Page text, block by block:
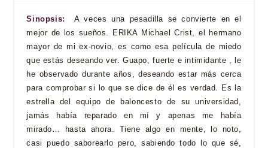
Sinopsis:
A veces una pesadilla se convierte en el
mejor de los sueños. ERIKA Michael Crist, el hermano
mayor de mi ex-novio, es como esa película de miedo
que estás deseando ver. Guapo, fuerte e intimidante , le
he observado durante años, deseando estar más cerca
para comprobar si lo que se dice de él es verdad. Es la
estrella del equipo de baloncesto de su universidad,
jamás había reparado en mí y apenas me había
mirado… hasta ahora. Tiene algo en mente, lo noto,
casi puedo saborearlo pero, sabiendo todo lo que sé,